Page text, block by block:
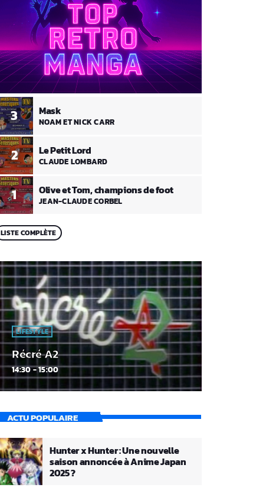
1 Olive et Tom, champions de foot
JEAN-CLAUDE CORBEL
2 Le Petit Lord
CLAUDE LOMBARD
3 Mask
NOAM ET NICK CARR
LISTE COMPLÈTE
LIFESTYLE
Récré A2
14:30 - 15:00
ACTU POPULAIRE
Hunter x Hunter : Une nouvelle
saison annoncée à Anime Japan
2025 ?